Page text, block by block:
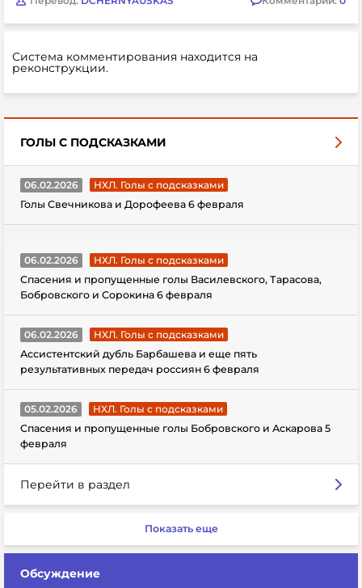
Система комментирования находится на
реконструкции.
ГОЛЫ С ПОДСКАЗКАМИ
06.02.2026
НХЛ. Голы с подсказками
Голы Свечникова и Дорофеева 6 февраля
06.02.2026
НХЛ. Голы с подсказками
Спасения и пропущенные голы Василевского, Тарасова,
Бобровского и Сорокина 6 февраля
06.02.2026
НХЛ. Голы с подсказками
Ассистентский дубль Барбашева и еще пять
результативных передач россиян 6 февраля
05.02.2026
НХЛ. Голы с подсказками
Спасения и пропущенные голы Бобровского и Аскарова 5
февраля
Перейти в раздел
Показать еще
Обсуждение